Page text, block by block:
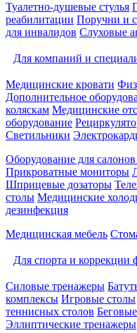
Туалетно-душевые стулья
реабилитации Поручни и
для инвалидов Слуховые
Для компаний и
Медицинские кровати
Дополнительное
коляскам Медицинские
оборудование
Светильники
Оборудование для
Прикроватные мониторы
Шприцевые дозаторы
столы Медицинские
дезинфекция
Медицинская мебель
Для спорта и коррекции
Силовые тренажеры
комплексы Игровые столы
теннисных столов
Эллиптические тренажеры